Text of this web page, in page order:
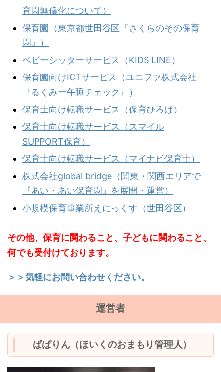
育園無償化について）
保育園（東京都世田谷区『さくらのその保育
園』）
ベビーシッターサービス（KIDS LINE）
保育園向けICTサービス（ユニファ株式会社
『るくみー午睡チェック』）
保育士向け転職サービス（保育ひろば）
保育士向け転職サービス（スマイル
SUPPORT保育）
保育士向け転職サービス（マイナビ保育士）
株式会社global bridge（関東・関西エリアで
『あい・あい保育園』を展開・運営）
小規模保育事業所えにっくす（世田谷区）
その他、保育に関わること、子どもに関わること、
何でも受付けております。
＞＞気軽にお問い合わせください。
運営者
ぱぱりん（ほいくのおまもり管理人）